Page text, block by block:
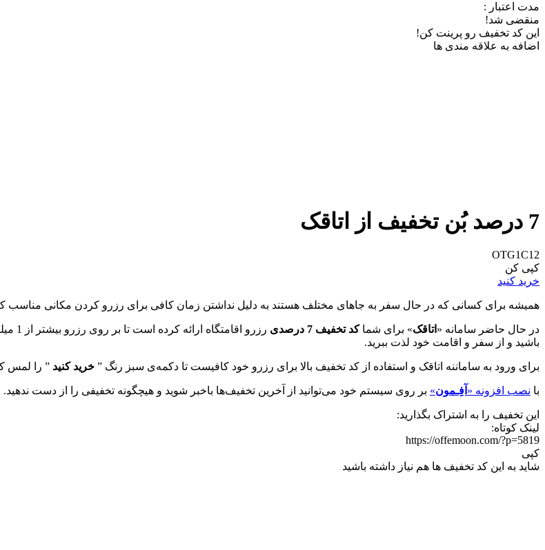
مدت اعتبار :
منقضی شد!
این کد تخفیف رو پرینت کن!
اضافه به علاقه مندی ها
7 درصد بُن تخفیف از اتاقک
OTG1C12
کپی کن
خرید کنید
همیشه برای کسانی که در حال سفر به جاهای مختلف هستند به دلیل نداشتن زمان کافی برای رزرو کردن مکانی مناسب
در حال حاضر سامانه « اتاقک» برای شماکد تخفیف 7 درصدی
باشید و از سفر و اقامت خود لذت ببرید.
برای ورود به ساماننه اتاقک و استفاده از کد تخفیف بالا برای رزرو خود کافیست تا دکمه‌ی سبز رنگ ” خرید کنید ” را لمس
با نصب افزونه « آفِـمون» بر روی سیستم خود می‌توانید از آخرین تخفیف‌ها باخبر شوید و هیچگونه تخفیفی را از دست ندهید.
این تخفیف را به اشتراک بگذارید:
لینک کوتاه:
https://offemoon.com/?p=5819
کپی
شاید به این کد تخفیف ها هم نیاز داشته باشید